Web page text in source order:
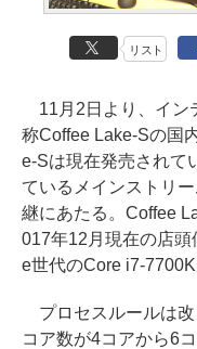
リスト
11月2日より、イン
称Coffee Lake-Sの国
e-Sは現在発売されて
ているメインストリ
継にあたる。Coffee
017年12月現在の店
e世代のCore i7-
プロセスルールは改
コア数が4コアから6